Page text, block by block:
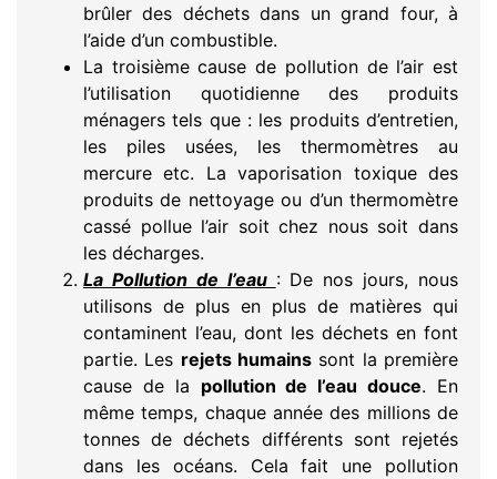
brûler des déchets dans un grand four, à
l’aide d’un combustible.
La troisième cause de pollution de l’air est
l’utilisation quotidienne des produits
ménagers tels que : les produits d’entretien,
les piles usées, les thermomètres au
mercure etc. La vaporisation toxique des
produits de nettoyage ou d’un thermomètre
cassé pollue l’air soit chez nous soit dans
les décharges.
La Pollution de l’eau : De nos jours, nous
utilisons de plus en plus de matières qui
contaminent l’eau, dont les déchets en font
partie. Les rejets humains sont la première
cause de la pollution de l’eau douce. En
même temps, chaque année des millions de
tonnes de déchets différents sont rejetés
dans les océans. Cela fait une pollution